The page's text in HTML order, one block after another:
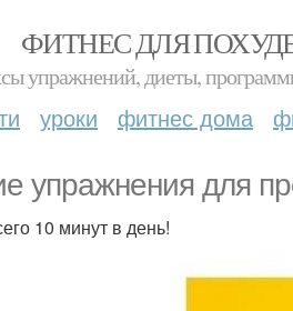
ФИТНЕС ДЛЯ
упражнений, диеты,
уроки фитнес дома
упражнения для
10 минут в день!